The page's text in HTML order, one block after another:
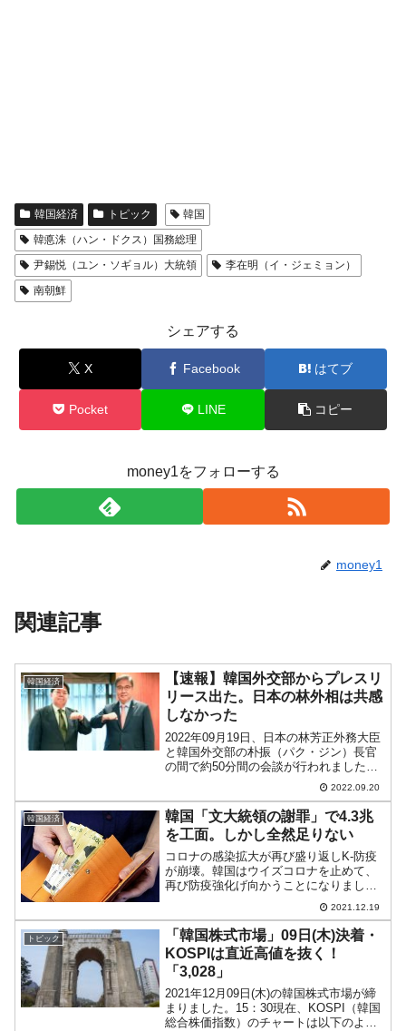
韓国経済 トピック
韓国
韓悳洙（ハン・ドクス）国務総理
尹錫悦（ユン・ソギョル）大統領
李在明（イ・ジェミョン）
南朝鮮
シェアする
X Facebook はてブ
Pocket LINE コピー
money1をフォローする
money1
関連記事
韓国経済
【速報】韓国外交部からプレスリ
リース出た。日本の林外相は共感
しなかった
2022年09月19日、日本の林芳正外務大臣
と韓国外交部の朴振（パク・ジン）長官
の間で約50分間の会談が行われました。
先にご紹介したとおり、韓国メディアで
は「いわゆる徴用工」問題についての議
論がなされ、「民間基金案」が提示され
て「日本の誠意...
2022.09.20
韓国経済
韓国「文大統領の謝罪」で4.3兆
を工面。しかし全然足りない
コロナの感染拡大が再び盛り返しK-防疫
が崩壊。韓国はウイズコロナを止めて、
再び防疫強化げ向かうことになりまし
た。これについては、先にご紹介したと
おり、文在寅大統領が謝罪を表明。2021
年12月16日の大統領声明の中で、「特に
日常回復で期待が...
2021.12.19
トピック
「韓国株式市場」09日(木)決着・
KOSPIは直近高値を抜く！
「3,028」
2021年12月09日(木)の韓国株式市場が締
まりました。15：30現在、KOSPI（韓国
総合株価指数）のチャートは以下のよう